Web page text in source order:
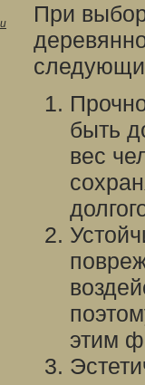
При
быть
вес
этим